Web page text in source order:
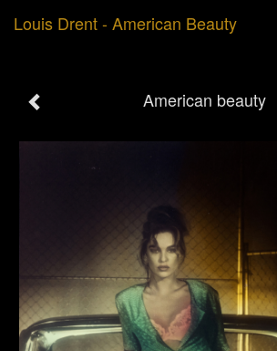
Louis Drent - American Beauty
American beauty